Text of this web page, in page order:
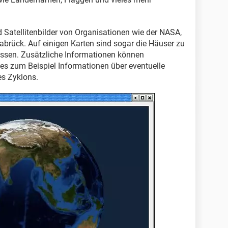
von Organisationen wie der NASA,
Auf einigen Karten sind sogar die Häuser zu
Zusätzliche Informationen können
zum Beispiel Informationen über eventuelle
Zyklons.